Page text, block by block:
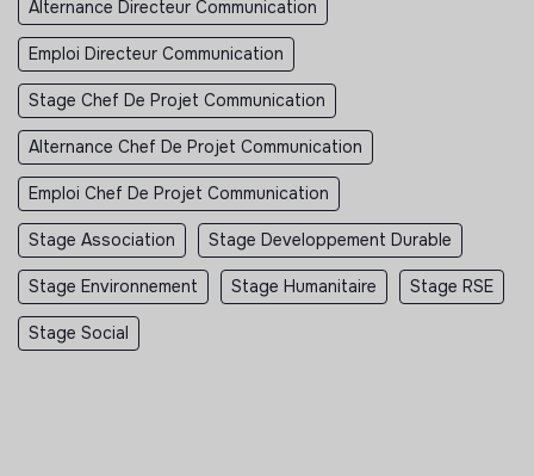
Alternance Directeur Communication
Emploi Directeur Communication
Stage Chef De Projet Communication
Alternance Chef De Projet Communication
Emploi Chef De Projet Communication
Stage Association Stage Developpement Durable
Stage Environnement Stage Humanitaire Stage RSE
Stage Social